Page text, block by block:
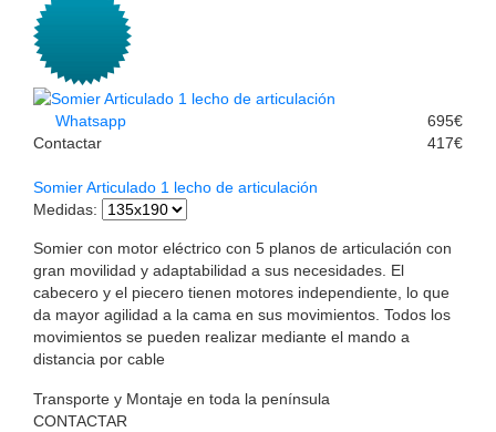
Whatsapp
Contactar
695€
417€
Somier Articulado 1 lecho de articulación
Medidas:
Somier con motor eléctrico con 5 planos de articulación con
gran movilidad y adaptabilidad a sus necesidades. El
cabecero y el piecero tienen motores independiente, lo que
da mayor agilidad a la cama en sus movimientos. Todos los
movimientos se pueden realizar mediante el mando a
distancia por cable
Transporte y Montaje en toda la península
CONTACTAR